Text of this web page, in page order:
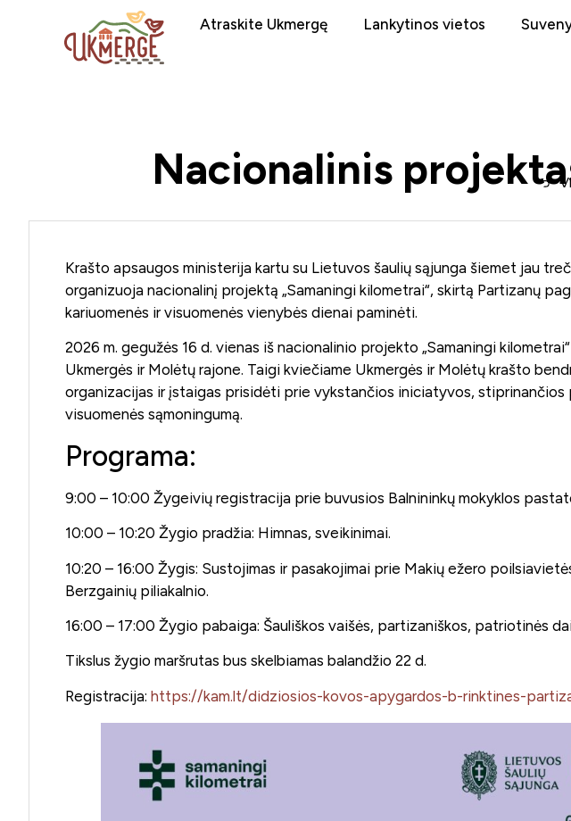
Atraskite Ukmergę Lankytinos vietos
Nacionalinis
Krašto apsaugos ministerija kartu su Lietuvos šaulių sąjunga šiemet jau
organizuoja nacionalinį projektą „Samaningi kilometrai“, skirtą Partizanų
kariuomenės ir visuomenės vienybės dienai paminėti.
2026 m. gegužės 16 d. vienas iš nacionalinio projekto „Samaningi
Ukmergės ir Molėtų rajone. Taigi kviečiame Ukmergės ir Molėtų krašto
organizacijas ir įstaigas prisidėti prie vykstančios iniciatyvos, stiprinančios
visuomenės sąmoningumą.
Programa:
9:00 – 10:00 Žygeivių registracija prie buvusios Balnininkų mokyklos
10:00 – 10:20 Žygio pradžia: Himnas, sveikinimai.
10:20 – 16:00 Žygis: Sustojimas ir pasakojimai prie Makių ežero
Berzgainių piliakalnio.
16:00 – 17:00 Žygio pabaiga: Šauliškos vaišės, partizaniškos, patriotinės
Tikslus žygio maršrutas bus skelbiamas balandžio 22 d.
Registracija: https://kam.lt/didziosios-kovos-apygardos-b-rinktines-